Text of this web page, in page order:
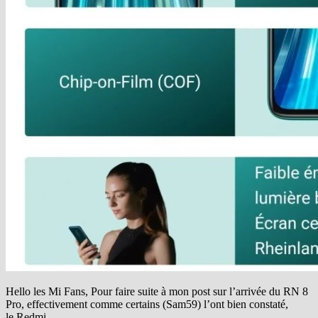
Hello les Mi Fans, Pour faire suite à mon post sur l’arrivée du RN 8
Pro, effectivement comme certains (Sam59) l’ont bien constaté,